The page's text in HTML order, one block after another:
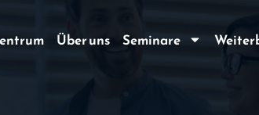
Über uns Seminare